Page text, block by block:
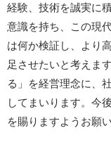
経験、技術を誠実に
意識を持ち、この現
は何か検証し、より
足させたいと考えま
る」を経営理念に、
してまいります。今
を賜りますようお願